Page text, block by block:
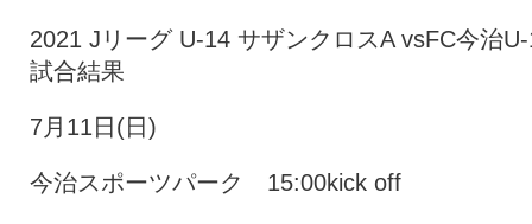
スポンサー
2021 Jリーグ U-14 サザンクロスA vsFC今治
試合結果
7月11日(日)
今治スポーツパーク 15:00kick off